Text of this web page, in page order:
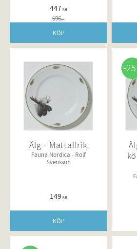
447 KR
596KR
KÖP
Älg - Mattallrik
Fauna Nordica - Rolf
Svensson
149KR
KÖP
25